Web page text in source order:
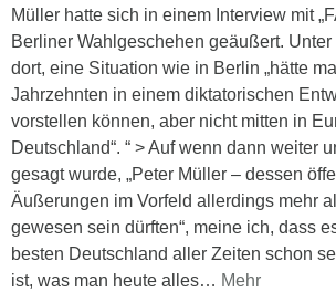
Müller hatte sich in einem Interview mit
Berliner Wahlgeschehen geäußert.
dort, eine Situation wie in Berlin „hätte
Jahrzehnten in einem diktatorischen
vorstellen können, aber nicht mitten in
Deutschland“. “ > Auf wenn dann weiter
gesagt wurde, „Peter Müller – dessen
Äußerungen im Vorfeld allerdings mehr
gewesen sein dürften“, meine ich, dass
besten Deutschland aller Zeiten schon
ist, was man heute alles… Mehr